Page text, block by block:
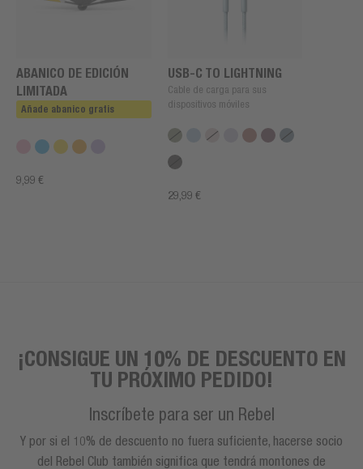
ABANICO DE EDICIÓN
LIMITADA
Añade abanico gratis
9,99 €
USB-C TO LIGHTNING
Cable de carga para sus
dispositivos móviles
29,99 €
¡CONSIGUE UN 10% DE DESCUENTO EN
TU PRÓXIMO PEDIDO!
Inscríbete para ser un Rebel
Y por si el 10% de descuento no fuera suficiente, hacerse socio
del Rebel Club también significa que tendrá montones de